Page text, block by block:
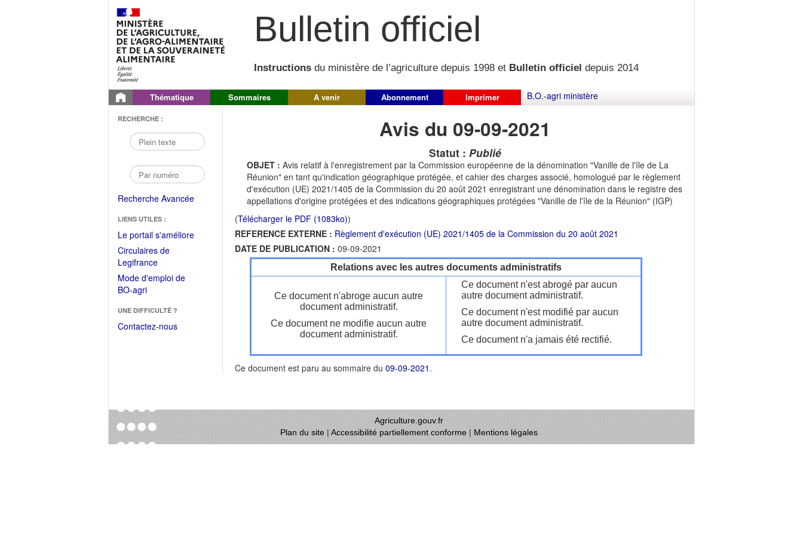
Bulletin officiel
Instructions du ministère de l’agriculture depuis 1998 et Bulletin officiel depuis 2014
Thématique Sommaires A venir Abonnement Imprimer B.O.-agri ministère
RECHERCHE :
Recherche Avancée
LIENS UTILES :
Le portail s'améliore(Fichier
Circulaires de
Legifrance(Ouvrir
dans
une
fenêtre)
Mode d'emploi de
BO-agri(Ouvrir
une
nouvelle
UNE DIFFICULTÉ ?
Contactez-nous
Avis du 09-09-2021
Statut : Publié
OBJET : Avis relatif à l'enregistrement par la Commission européenne de la dénomination "Vanille de l'île de La
Réunion" en tant qu'indication géographique protégée, et cahier des charges associé, homologué par le règlement
d'exécution (UE) 2021/1405 de la Commission du 20 août 2021 enregistrant une dénomination dans le registre des
appellations d'origine protégées et des indications géographiques protégées "Vanille de l'île de la Réunion" (IGP)
(Télécharger le PDF (1083ko))
REFERENCE EXTERNE : Règlement d'exécution (UE) 2021/1405 de la Commission du 20 août 2021
DATE DE PUBLICATION : 09-09-2021
Relations avec les autres documents administratifs
Ce document n'abroge aucun autre
document administratif.
Ce document ne modifie aucun autre
document administratif.
Ce document n'est abrogé par aucun
autre document administratif.
Ce document n'est modifié par aucun
autre document administratif.
Ce document n'a jamais été rectifié.
Ce document est paru au sommaire du 09-09-2021 .
Agriculture.gouv.fr
Plan du site|Accessibilité partiellement conforme|Mentions légales